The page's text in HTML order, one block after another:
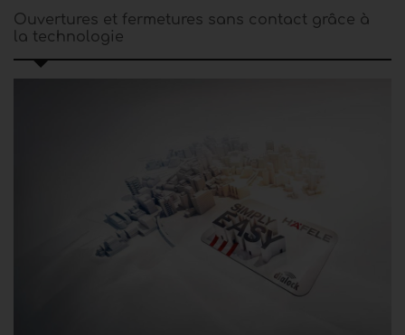
Ouvertures et fermetures sans contact grâce à
la technologie